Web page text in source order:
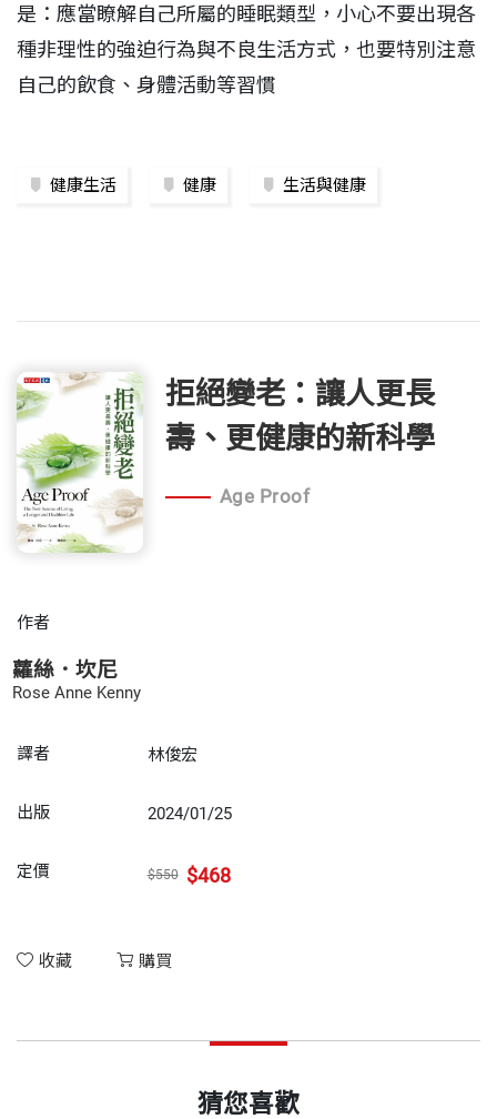
是：應當瞭解自己所屬的睡眠類型，小心不要出現各
種非理性的強迫行為與不良生活方式，也要特別注意
自己的飲食、身體活動等習慣
健康生活 健康 生活與健康
拒絕變老：讓人更長
壽、更健康的新科學
Age Proof
作者
蘿絲．坎尼
Rose Anne Kenny
譯者 林俊宏
出版 2024/01/25
定價 $550 $468
收藏 購買
猜您喜歡